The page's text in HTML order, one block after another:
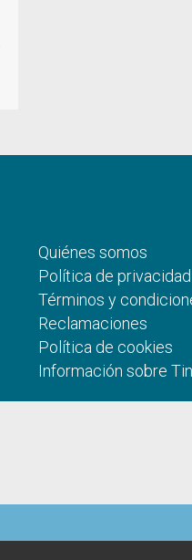
Quiénes somos
Política de privacidad
Términos y
Reclamaciones
Política de cookies
Información sobre